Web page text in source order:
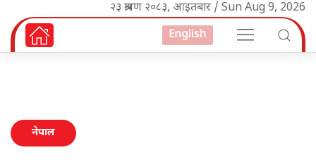
२३ श्रावण २०८३, आइतबार / Sun Aug 9, 2026
English
नेपाल